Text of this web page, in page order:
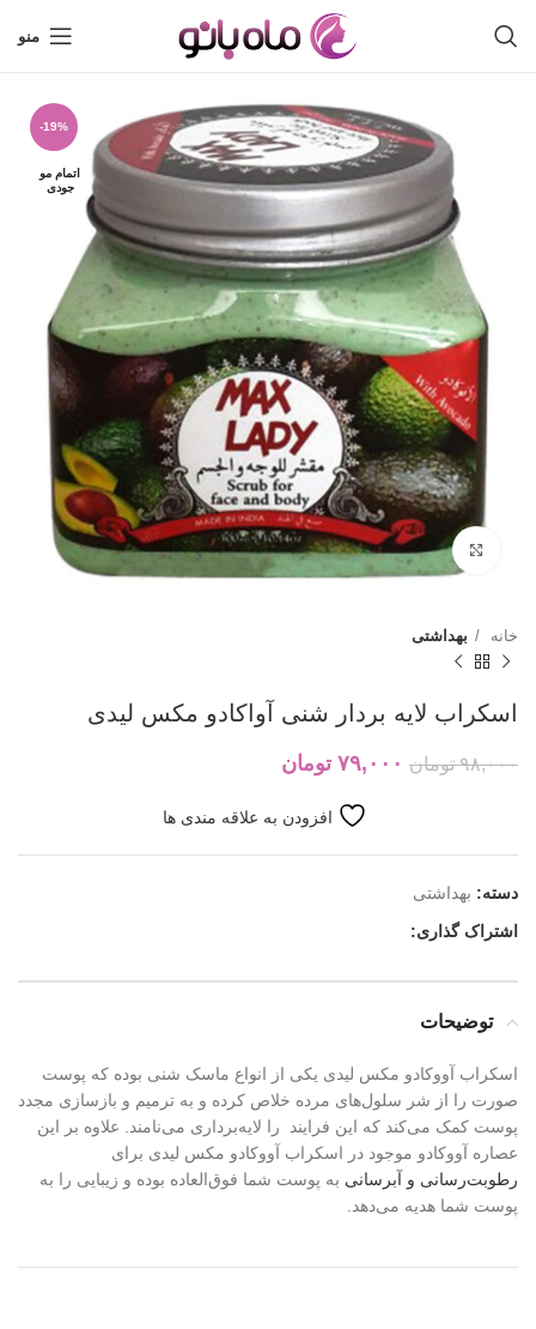
منو
-19%
اتمام مو
جودی
بزرگنمایی تصویر
خانه بهداشتی
اسکراب لایه بردار شنی آواکادو مکس لیدی
۹۸,۰۰۰ تومان ۷۹,۰۰۰ تومان
افزودن به علاقه مندی ها
دسته: بهداشتی
اشتراک گذاری:
توضیحات
اسکراب آووکادو مکس لیدی یکی از انواع ماسک شنی بوده که پوست
صورت را از شر سلول‌های مرده خلاص کرده و به ترمیم و بازسازی مجدد
پوست کمک می‌کند که این فرایند را لایه‌برداری می‌نامند. علاوه بر این
عصاره آووکادو موجود در اسکراب آووکادو مکس لیدی برای
رطوبت‌رسانی و آبرسانی به پوست شما فوق‌العاده بوده و زیبایی را به
پوست شما هدیه می‌دهد.